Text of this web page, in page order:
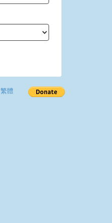
繁體